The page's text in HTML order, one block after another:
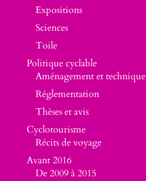
Expositions
Sciences
Toile
Politique cyclable
Aménagement et technique
Réglementation
Thèses et avis
Cyclotourisme
Récits de voyage
Avant 2016
De 2009 à 2015